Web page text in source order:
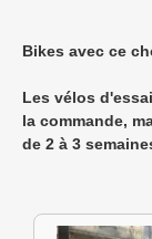
Bikes avec ce
Les vélos
la commande,
de 2 à 3